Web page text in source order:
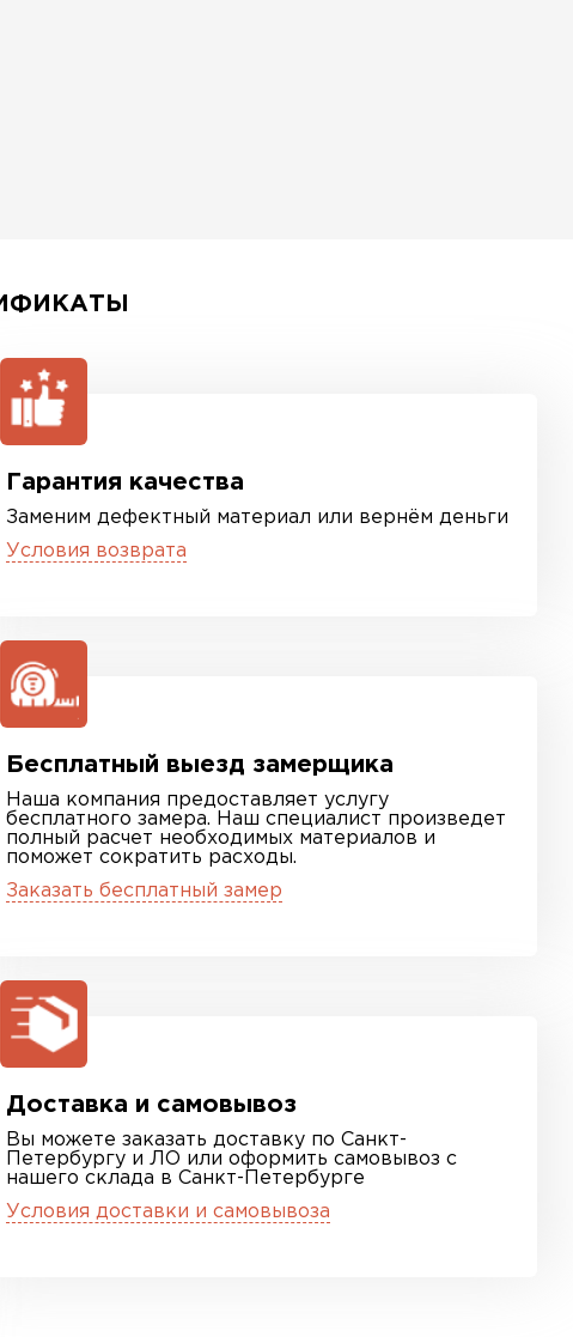
Гарантия качества
Заменим дефектный материал или вернём деньги
Условия возврата
Бесплатный выезд замерщика
Наша компания предоставляет услугу
бесплатного замера. Наш специалист произведет
полный расчет необходимых материалов и
поможет сократить расходы.
Заказать бесплатный замер
Доставка и самовывоз
Вы можете заказать доставку по Санкт-
Петербургу и ЛО или оформить самовывоз с
нашего склада в Санкт-Петербурге
Условия доставки и самовывоза